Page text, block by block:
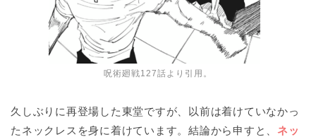
呪術廻戦127話より引用。
久しぶりに再登場した東堂ですが、以前は着けていなかっ
たネックレスを身に着けています。結論から申すと、ネッ